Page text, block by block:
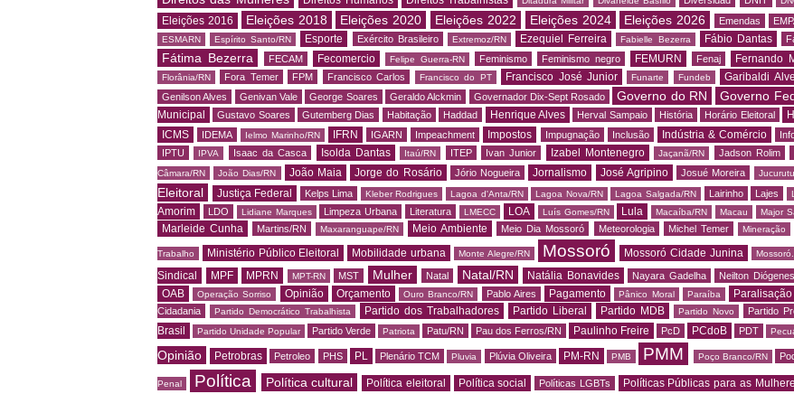
Eleições 2016 Eleições 2018 Eleições 2020 Eleições 2022 Eleições 2024 Eleições 2026 Emendas
ESMARN Espírito Santo/RN Esporte Exército Brasileiro Extremoz/RN Ezequiel Ferreira Fabielle Bezerra Fábio Dantas
Fátima Bezerra FECAM Fecomercio Felipe Guerra-RN Feminismo Feminismo negro FEMURN Fenaj Fernando
Florânia/RN Fora Temer FPM Francisco Carlos Francisco do PT Francisco José Junior Funarte Fundeb Garibaldi
Genilson Alves Genivan Vale George Soares Geraldo Alckmin Governador Dix-Sept Rosado Governo do RN Governo
Municipal
Gustavo Soares Gutemberg Dias Habitação Haddad Henrique Alves Herval Sampaio História Horário Eleitoral
ICMS IDEMA Ielmo Marinho/RN IFRN IGARN Impeachment Impostos Impugnação Inclusão Indústria & Comércio
IPTU IPVA Isaac da Casca Isolda Dantas Itaú/RN ITEP Ivan Junior Izabel Montenegro Jaçanã/RN Jadson Rolim
Câmara/RN
João Dias/RN João Maia Jorge do Rosário Jório Nogueira Jornalismo José Agripino Josué Moreira
Eleitoral
Justiça Federal Kelps Lima Kleber Rodrigues Lagoa d'Anta/RN Lagoa Nova/RN Lagoa Salgada/RN Lairinho Lajes
Amorim
LDO Lidiane Marques Limpeza Urbana Literatura LMECC LOA Luís Gomes/RN Lula Macaíba/RN Macau Major
Marleide Cunha Martins/RN Maxaranguape/RN Meio Ambiente Meio Dia Mossoró Meteorologia Michel Temer Mineração
Trabalho Ministério Público Eleitoral Mobilidade urbana Monte Alegre/RN Mossoró Mossoró Cidade Junina Mossoró.
Sindical
MPF MPRN MPT-RN MST Mulher Natal Natal/RN Natália Bonavides Nayara Gadelha Neilton Diógenes
OAB Operação Sorriso Opinião Orçamento Ouro Branco/RN Pablo Aires Pagamento Pânico Moral Paraíba Paralisação
Cidadania
Partido Democrático Trabalhista Partido dos Trabalhadores Partido Liberal Partido MDB Partido Novo Partido
Brasil
Partido Unidade Popular Partido Verde Patriota Patu/RN Pau dos Ferros/RN Paulinho Freire PcD PCdoB PDT
Opinião
Petrobras Petroleo PHS PL Plenário TCM Pluvia Plúvia Oliveira PM-RN PMB PMM Poço Branco/RN
Penal Política Política cultural Política eleitoral Política social Políticas LGBTs Políticas Públicas para as